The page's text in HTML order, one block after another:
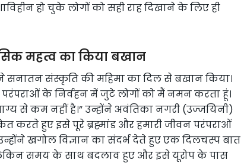
हो चुके लोगों को सही राह दिखाने के लिए ही
महत्व का किया बखान
सनातन संस्कृति की महिमा का दिल से बखान किया।
के निर्वहन में जुटे लोगों को मैं नमन करता हूं।
से कम नहीं है।” उन्होंने अवंतिका नगरी (उज्जयिनी)
करते हुए इसे पूरे ब्रह्मांड और हमारी जीवन परंपराओं
खगोल विज्ञान का संदर्भ देते हुए एक दिलचस्प बात
समय के साथ बदलाव हुए और इसे यूरोप के पास